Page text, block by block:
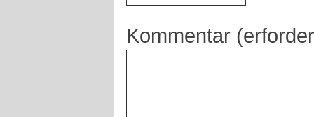
Kommentar